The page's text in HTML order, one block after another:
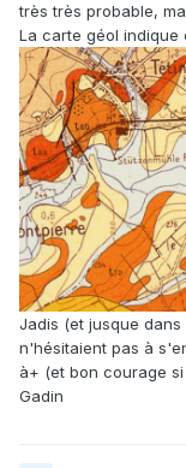
très très probable,
La carte géol indique
Jadis (et jusque
n'hésitaient pas à
à+ (et bon courage
Gadin